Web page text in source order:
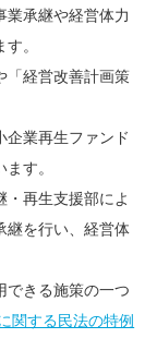
業承継や経営体力
。
「経営改善計画策
企業再生ファンド
す。
・再生支援部によ
継を行い、経営体
できる施策の一つ
関する民法の特例